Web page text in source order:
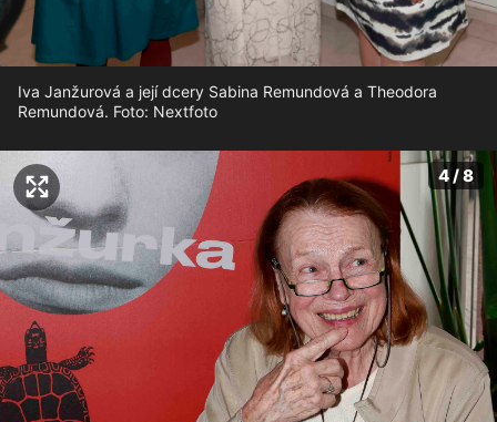
Iva Janžurová a její dcery Sabina Remundová a Theodora
Remundová. Foto: Nextfoto
4 / 8